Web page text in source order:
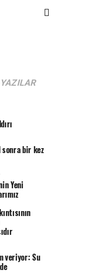
YAZILAR
sonra bir kez
Yeni
veriyor: Su